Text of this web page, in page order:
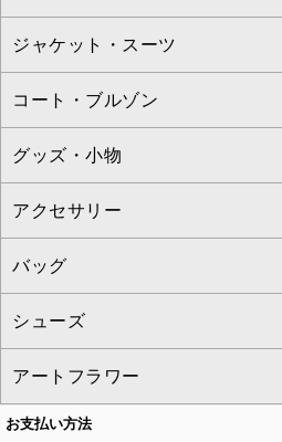
ニット・セーター
カーディガン
アンサンブルセット
ベスト・ジレ
パーカー
タンクトップ・キャミソール
スウェット・ジャージー
その他のトップス
ドレス
チュニック
ジャンパースカート
その他のワンピース・ドレス
フルレングスパンツ
クロップド・半端丈パンツ
ガウチョ・ワイドパンツ
ハーフ・ショート丈パンツ
サロペット・オールインワン
その他のパンツ
すべてのスカート
ロング・マキシ丈スカート
ひざ丈スカート
ミモレ丈スカート
ショート・ミニ丈スカート
その他のスカート
ジャケット・スーツ
すべてのジャケット・スーツ
テーラードジャケット
ノーカラージャケット
セットアップ
セットアップジャケット
セットアップパンツ
セットアップスカート
コート・ブルゾン
すべてのコート・ブルゾン
トレンチコート
ピーコート
ダッフルコート
チェスターコート
モッズコート
グッズ・小物
すべてのグッズ・小物
マスク
ストール・マフラー・スヌード
ベルト・サスペンダー
帽子
アクセサリー
すべてのアクセサリー
ネックレス
ピアス・イヤリング
ブレスレット・バングル
バッグ
すべてのバッグ
トートバッグ
ショルダーバッグ
シューズ
すべてのシューズ
パンプス
アートフラワー
すべてのアートフラワー
お支払い方法